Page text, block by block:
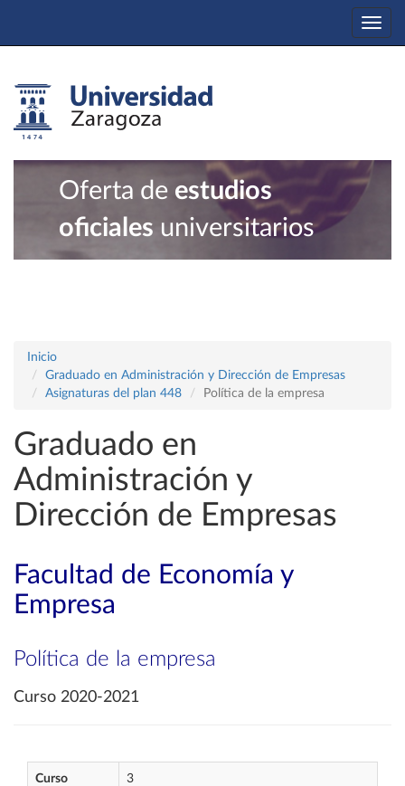
Oferta de estudios
oficiales universitarios
Inicio
Graduado en Administración y Dirección de Empresas
Asignaturas del plan 448
Política de la empresa
Graduado en
Administración y
Dirección de Empresas
Facultad de Economía y
Empresa
Política de la empresa
Curso 2020-2021
Curso 3